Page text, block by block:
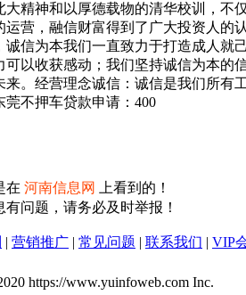
大精神和以厚德载物的清华校训，
运营，融信财富得到了广大投资人
诚信为本我们一直致力于打造成人
可以收获感动；我们坚持诚信为本的
来。经营理念诚信：诚信是我们所有
不押车贷款申请：400
在 河南信息网
上看到的！
问题，请务必及时举报！
| 营销推广 | 常见问题 | 联系我们 | VIP
https://www.yuinfoweb.com Inc.